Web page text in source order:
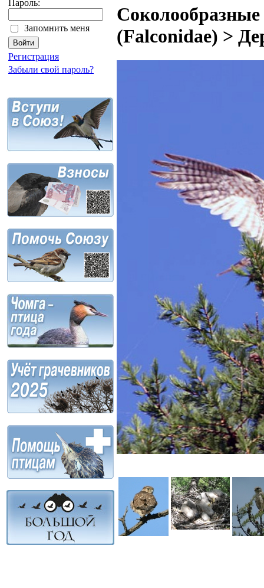
Пароль:
Запомнить меня
Регистрация
Забыли свой пароль?
(Falconidae) >